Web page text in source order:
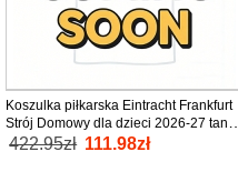
Koszulka piłkarska Eintracht Frankfurt
Strój Domowy dla dzieci 2026-27 tanio
Krótki Rękaw (+ Krótkie spodenki)
422.95zł 111.98zł